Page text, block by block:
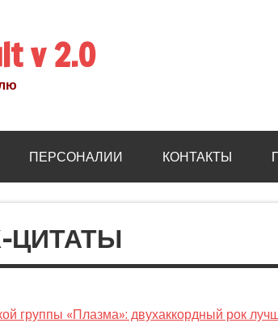
v 2.0
ПЕРСОНАЛИИ КОНТАКТЫ
ЦИТАТЫ
группы «Плазма»: двухаккордный рок